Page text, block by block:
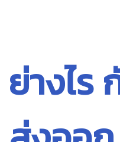
มี
ย่างไร